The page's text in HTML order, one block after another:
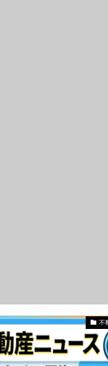
不動産ニュース